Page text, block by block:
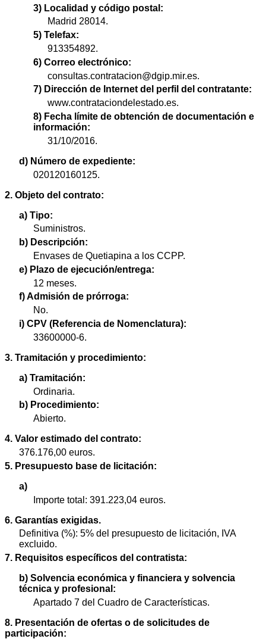
3) Localidad y código postal:
Madrid 28014.
5) Telefax:
913354892.
6) Correo electrónico:
consultas.contratacion@dgip.mir.es.
7) Dirección de Internet del perfil del contratante:
www.contrataciondelestado.es.
8) Fecha límite de obtención de documentación e
información:
31/10/2016.
d) Número de expediente:
020120160125.
2. Objeto del contrato:
a) Tipo:
Suministros.
b) Descripción:
Envases de Quetiapina a los CCPP.
e) Plazo de ejecución/entrega:
12 meses.
f) Admisión de prórroga:
No.
i) CPV (Referencia de Nomenclatura):
33600000-6.
3. Tramitación y procedimiento:
a) Tramitación:
Ordinaria.
b) Procedimiento:
Abierto.
4. Valor estimado del contrato:
376.176,00 euros.
5. Presupuesto base de licitación:
a)
Importe total: 391.223,04 euros.
6. Garantías exigidas.
Definitiva (%): 5% del presupuesto de licitación, IVA
excluido.
7. Requisitos específicos del contratista:
b) Solvencia económica y financiera y solvencia
técnica y profesional:
Apartado 7 del Cuadro de Características.
8. Presentación de ofertas o de solicitudes de
participación: